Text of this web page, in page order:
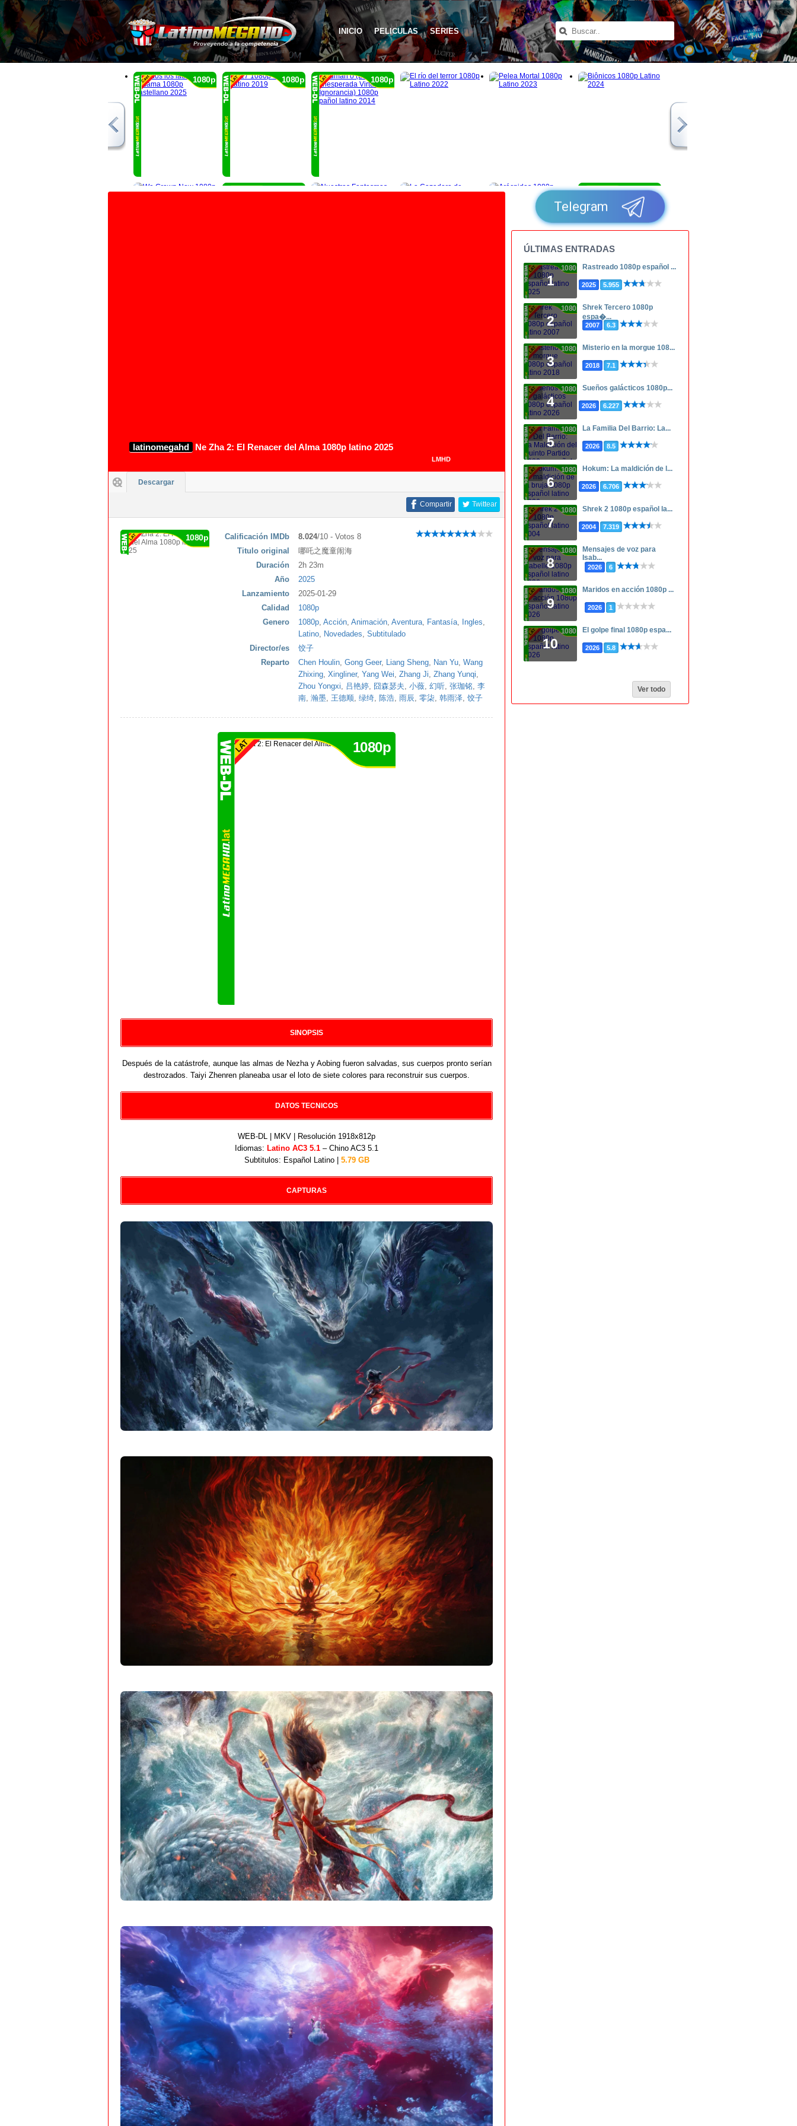
INICIO PELICULAS SERIES
1080p 1080p 1080p
1080p 1080p
latinomegahd Ne Zha 2: El Renacer del Alma 1080p latino 2025
LMHD
Descargar
Twittear
Compartir
1080p Calificación IMDb 8.024/10 - Votos 8
Titulo original
哪吒之魔童闹海
Duración
2h 23m
Año
2025
Lanzamiento
2025-01-29
Calidad
1080p
Genero
1080p, Acción, Animación, Aventura, Fantasía, Ingles,
Latino, Novedades, Subtitulado
Director/es
饺子
Reparto
Chen Houlin, Gong Geer, Liang Sheng, Nan Yu, Wang
Zhixing, Xingliner, Yang Wei, Zhang Ji, Zhang Yunqi,
Zhou Yongxi, 吕艳婷, 囧森瑟夫, 小薇, 幻听, 张珈铭, 李
南, 瀚墨, 王德顺, 绿绮, 陈浩, 雨辰, 零柒, 韩雨泽, 饺子
1080p
SINOPSIS
Después de la catástrofe, aunque las almas de Nezha y Aobing fueron salvadas, sus cuerpos pronto serían
destrozados. Taiyi Zhenren planeaba usar el loto de siete colores para reconstruir sus cuerpos.
DATOS TECNICOS
WEB-DL | MKV | Resolución 1918x812p
Idiomas: Latino AC3 5.1 – Chino AC3 5.1
Subtitulos: Español Latino | 5.79 GB
CAPTURAS
Telegram
ÚLTIMAS ENTRADAS
1
1080p Rastreado 1080p español ...
2025 5.955
2
1080p
Shrek Tercero 1080p
espa�...
2007 6.3
3
1080p Misterio en la morgue 108...
2018 7.1
4
1080p Sueños galácticos 1080p...
2026 6.227
5
1080p La Familia Del Barrio: La...
2026 8.5
6
1080p Hokum: La maldición de l...
2026 6.706
7
1080p Shrek 2 1080p español la...
2004 7.319
8
1080p
Mensajes de voz para
Isab...
2026 6
9
1080p Maridos en acción 1080p ...
2026 1
10
1080p El golpe final 1080p espa...
2026 5.8
Ver todo